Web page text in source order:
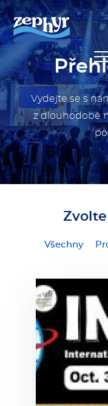
Vydejte se s
z dlouhodobě
Všechny